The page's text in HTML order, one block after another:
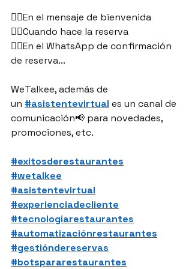
👉🏻En el mensaje de bienvenida
👉🏻Cuando hace la reserva
👉🏻En el WhatsApp de confirmación
de reserva...
WeTalkee, además de
un #asistentevirtual es un canal de
comunicación📢 para novedades,
promociones, etc.
#exitosderestaurantes
#wetalkee
#asistentevirtual
#experienciadecliente
#tecnologíarestaurantes
#automatizaciónrestaurantes
#gestióndereservas
#botspararestaurantes